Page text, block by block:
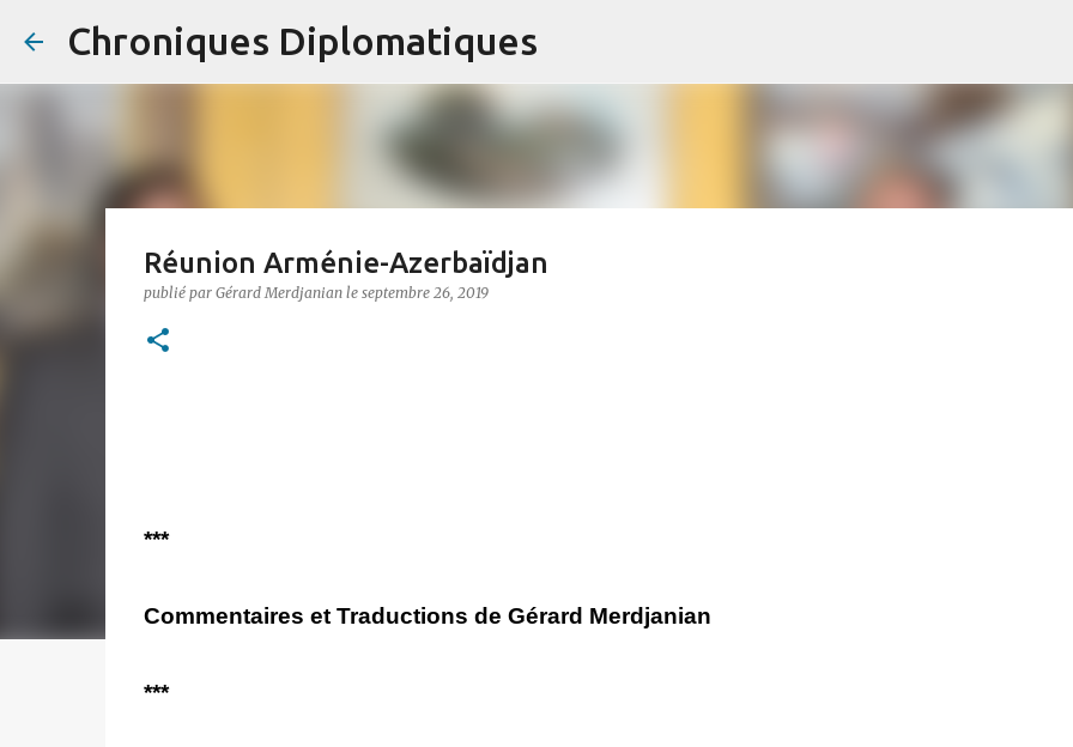
Chroniques Diplomatiques
Réunion Arménie-Azerbaïdjan
publié par Gérard Merdjanian le septembre 26, 2019
***
Commentaires et Traductions de Gérard Merdjanian
***